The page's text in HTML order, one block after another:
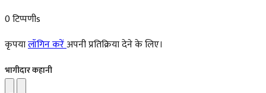
0 टिप्पणीs
कृपयालॉगिन करेंअपनी प्रतिक्रिया देने के लिए।
भागीदार कहानी